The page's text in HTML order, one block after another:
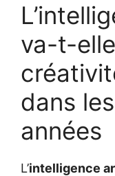
va-t-
dans
années
L’intelligence